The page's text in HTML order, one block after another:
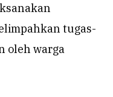
tugas-
oleh warga